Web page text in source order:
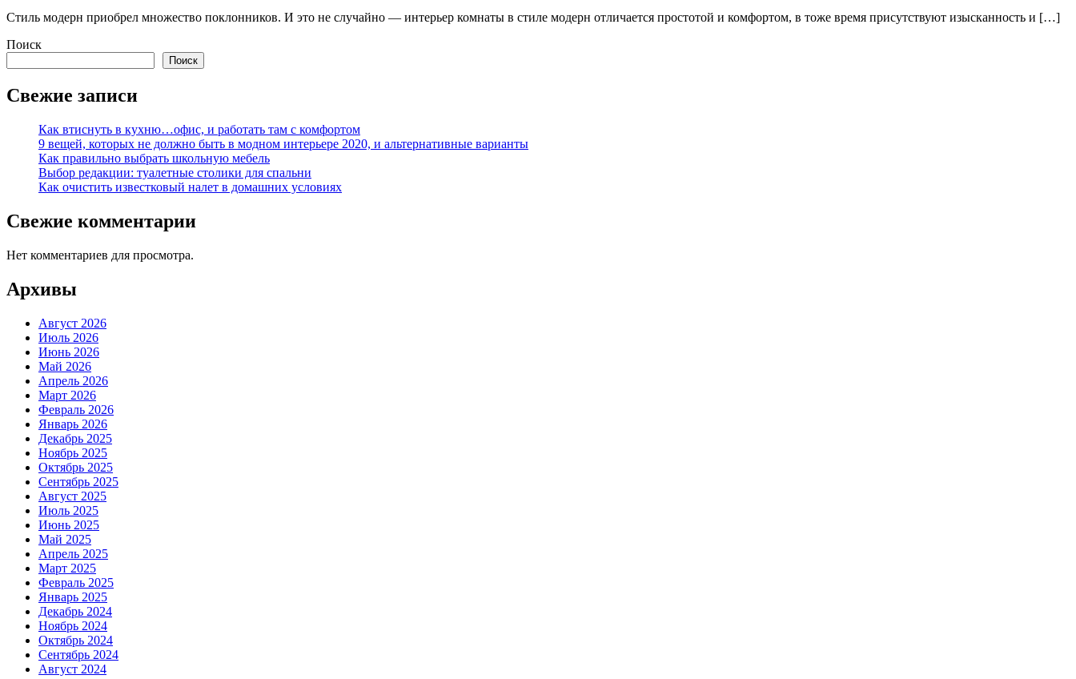
Стиль модерн приобрел множество поклонников. И это не случайно — интерьер комнаты в стиле модерн отличается простотой и комфортом, в тоже время присутствуют изысканность и […]
Поиск
Поиск
Свежие записи
Как втиснуть в кухню…офис, и работать там с комфортом
9 вещей, которых не должно быть в модном интерьере 2020, и альтернативные варианты
Как правильно выбрать школьную мебель
Выбор редакции: туалетные столики для спальни
Как очистить известковый налет в домашних условиях
Свежие комментарии
Нет комментариев для просмотра.
Архивы
Август 2026
Июль 2026
Июнь 2026
Май 2026
Апрель 2026
Март 2026
Февраль 2026
Январь 2026
Декабрь 2025
Ноябрь 2025
Октябрь 2025
Сентябрь 2025
Август 2025
Июль 2025
Июнь 2025
Май 2025
Апрель 2025
Март 2025
Февраль 2025
Январь 2025
Декабрь 2024
Ноябрь 2024
Октябрь 2024
Сентябрь 2024
Август 2024